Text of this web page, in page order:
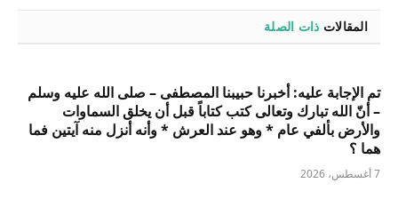
المقالات ذات الصلة
تم الإجابة عليه: أخبرنا حبيبنا المصطفى – صلى الله عليه وسلم
– أنّ الله تبارك وتعالى كتب كتاباً قبل أن يخلق السماوات
والأرض بألفي عام * وهو عند العرش * وأنه أنزل منه آيتين فما
هما ؟
7 أغسطس، 2026